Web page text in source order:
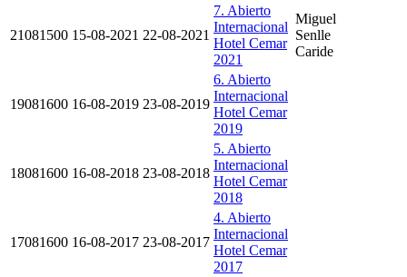
21081500 15-08-2021 22-08-2021
7. Abierto
Internacional
Hotel Cemar
2021
Miguel
Senlle
Caride
19081600 16-08-2019 23-08-2019
6. Abierto
Internacional
Hotel Cemar
2019
18081600 16-08-2018 23-08-2018
5. Abierto
Internacional
Hotel Cemar
2018
17081600 16-08-2017 23-08-2017
4. Abierto
Internacional
Hotel Cemar
2017